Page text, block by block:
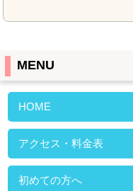
MENU